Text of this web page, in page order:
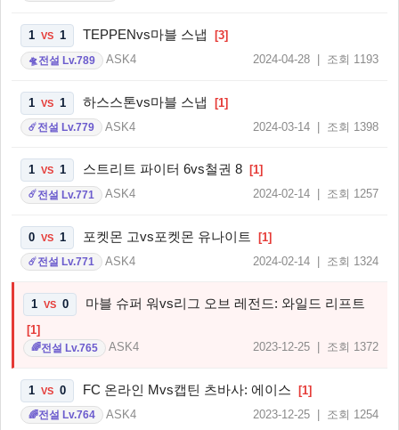
1 VS 1 TEPPENvs마블 스냅 [3]
🛸전설 Lv.789 ASK4 2024-04-28 | 조회 1193
1 VS 1 하스스톤vs마블 스냅 [1]
☄️전설 Lv.779 ASK4 2024-03-14 | 조회 1398
1 VS 1 스트리트 파이터 6vs철권 8 [1]
☄️전설 Lv.771 ASK4 2024-02-14 | 조회 1257
0 VS 1 포켓몬 고vs포켓몬 유나이트 [1]
☄️전설 Lv.771 ASK4 2024-02-14 | 조회 1324
1 VS 0 마블 슈퍼 워vs리그 오브 레전드: 와일드 리프트
[1]
🌈전설 Lv.765 ASK4 2023-12-25 | 조회 1372
1 VS 0 FC 온라인 Mvs캡틴 츠바사: 에이스 [1]
🌈전설 Lv.764 ASK4 2023-12-25 | 조회 1254